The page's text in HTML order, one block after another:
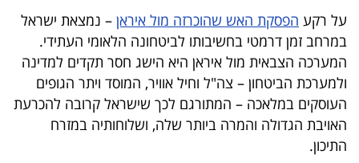
ספורט
קריירה
ולימודים
מינויים
רייטינג
על רקע הפסקת האש שהוכרזה מול איראן – נמצאת ישראל
במרחב זמן דרמטי בחשיבותו לביטחונה הלאומי העתידי.
המערכה הצבאית מול איראן היא הישג חסר תקדים למדינה
ולמערכת הביטחון – צה"ל וחיל אוויר, המוסד ויתר הגופים
העוסקים במלאכה – המתורגם לכך שישראל קרובה להכרעת
האויבת הגדולה והמרה ביותר שלה, ושלוחותיה במזרח
התיכון.